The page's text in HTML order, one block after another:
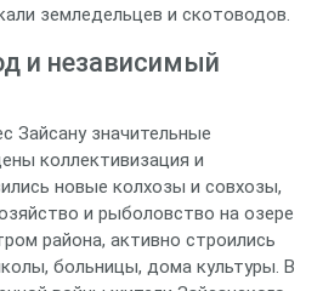
земледельцев и скотоводов.
и независимый
Зайсану значительные
коллективизация и
новые колхозы и совхозы,
и рыболовство на озере
района, активно строились
больницы, дома культуры. В